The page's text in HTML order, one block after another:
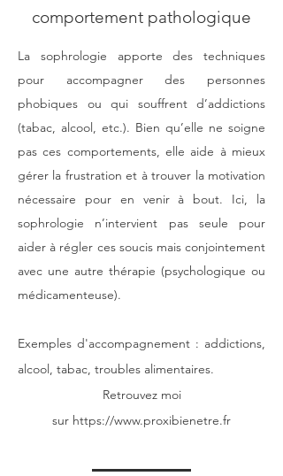
comportement pathologique
La sophrologie apporte des techniques
pour accompagner des personnes
phobiques ou qui souffrent d’addictions
(tabac, alcool, etc.). Bien qu’elle ne soigne
pas ces comportements, elle aide à mieux
gérer la frustration et à trouver la motivation
nécessaire pour en venir à bout. Ici, la
sophrologie n’intervient pas seule pour
aider à régler ces soucis mais conjointement
avec une autre thérapie (psychologique ou
médicamenteuse).
Exemples d'accompagnement : addictions,
alcool, tabac, troubles alimentaires.
Retrouvez moi
sur https://www.proxibienetre.fr